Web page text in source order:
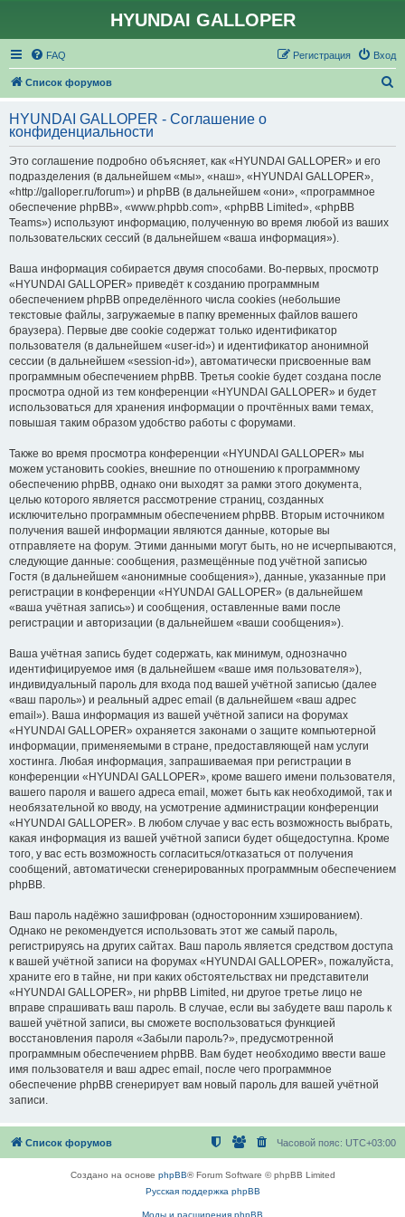
HYUNDAI GALLOPER
FAQ Вход
Регистрация
Список форумов
с
HYUNDAI GALLOPER - Соглашение о
конфиденциальности
Это соглашение подробно объясняет, как «HYUNDAI GALLOPER» и его
подразделения (в дальнейшем «мы», «наш», «HYUNDAI GALLOPER»,
«http://galloper.ru/forum») и phpBB (в дальнейшем «они», «программное
обеспечение phpBB», «www.phpbb.com», «phpBB Limited», «phpBB
Teams») используют информацию, полученную во время любой из ваших
пользовательских сессий (в дальнейшем «ваша информация»).
Ваша информация собирается двумя способами. Во-первых, просмотр
«HYUNDAI GALLOPER» приведёт к созданию программным
обеспечением phpBB определённого числа cookies (небольшие
текстовые файлы, загружаемые в папку временных файлов вашего
браузера). Первые две cookie содержат только идентификатор
пользователя (в дальнейшем «user-id») и идентификатор анонимной
сессии (в дальнейшем «session-id»), автоматически присвоенные вам
программным обеспечением phpBB. Третья cookie будет создана после
просмотра одной из тем конференции «HYUNDAI GALLOPER» и будет
использоваться для хранения информации о прочтённых вами темах,
повышая таким образом удобство работы с форумами.
Также во время просмотра конференции «HYUNDAI GALLOPER» мы
можем установить cookies, внешние по отношению к программному
обеспечению phpBB, однако они выходят за рамки этого документа,
целью которого является рассмотрение страниц, созданных
исключительно программным обеспечением phpBB. Вторым источником
получения вашей информации являются данные, которые вы
отправляете на форум. Этими данными могут быть, но не исчерпываются,
следующие данные: сообщения, размещённые под учётной записью
Гостя (в дальнейшем «анонимные сообщения»), данные, указанные при
регистрации в конференции «HYUNDAI GALLOPER» (в дальнейшем
«ваша учётная запись») и сообщения, оставленные вами после
регистрации и авторизации (в дальнейшем «ваши сообщения»).
Ваша учётная запись будет содержать, как минимум, однозначно
идентифицируемое имя (в дальнейшем «ваше имя пользователя»),
индивидуальный пароль для входа под вашей учётной записью (далее
«ваш пароль») и реальный адрес email (в дальнейшем «ваш адрес
email»). Ваша информация из вашей учётной записи на форумах
«HYUNDAI GALLOPER» охраняется законами о защите компьютерной
информации, применяемыми в стране, предоставляющей нам услуги
хостинга. Любая информация, запрашиваемая при регистрации в
конференции «HYUNDAI GALLOPER», кроме вашего имени пользователя,
вашего пароля и вашего адреса email, может быть как необходимой, так и
необязательной ко вводу, на усмотрение администрации конференции
«HYUNDAI GALLOPER». В любом случае у вас есть возможность выбрать,
какая информация из вашей учётной записи будет общедоступна. Кроме
того, у вас есть возможность согласиться/отказаться от получения
сообщений, автоматически сгенерированных программным обеспечением
phpBB.
Ваш пароль надёжно зашифрован (односторонним хэшированием).
Однако не рекомендуется использовать этот же самый пароль,
регистрируясь на других сайтах. Ваш пароль является средством доступа
к вашей учётной записи на форумах «HYUNDAI GALLOPER», пожалуйста,
храните его в тайне, ни при каких обстоятельствах ни представители
«HYUNDAI GALLOPER», ни phpBB Limited, ни другое третье лицо не
вправе спрашивать ваш пароль. В случае, если вы забудете ваш пароль к
вашей учётной записи, вы сможете воспользоваться функцией
восстановления пароля «Забыли пароль?», предусмотренной
программным обеспечением phpBB. Вам будет необходимо ввести ваше
имя пользователя и ваш адрес email, после чего программное
обеспечение phpBB сгенерирует вам новый пароль для вашей учётной
записи.
Список форумов Часовой пояс: UTC+03:00
Создано на основе phpBB® Forum Software © phpBB Limited
Русская поддержка phpBB
Моды и расширения phpBB